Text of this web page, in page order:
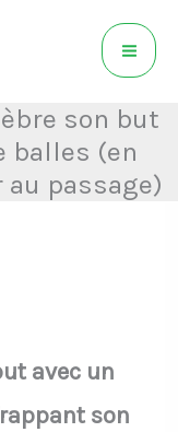
son but
balles (en
passage)
avec un
son